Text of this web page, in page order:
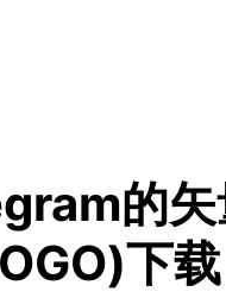
的矢
下载